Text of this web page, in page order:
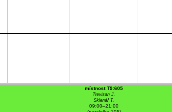
místnost T9:605
Trevisan J.
Sklenář T.
09:00–21:00